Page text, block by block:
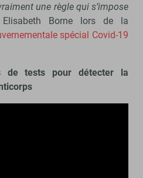
une règle qui s’impose
Borne lors de la
spécial Covid-19
de tests pour détecter la